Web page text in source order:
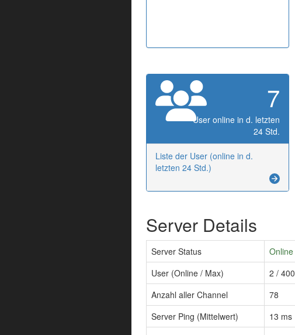
7
User online in d. letzten
24 Std.
Liste der User (online in d.
letzten 24 Std.)
Server Details
Server Status
Online
User (Online / Max)
2 / 400
Anzahl aller Channel
78
Server Ping (Mittelwert)
13 ms